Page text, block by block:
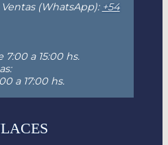
(WhatsApp): +54
a 15:00 hs.
a 17:00 hs.